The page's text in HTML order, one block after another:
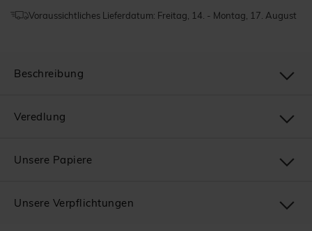
Voraussichtliches Lieferdatum: Freitag, 14. - Montag, 17. August
Beschreibung
Veredlung
Unsere Papiere
Unsere Verpflichtungen